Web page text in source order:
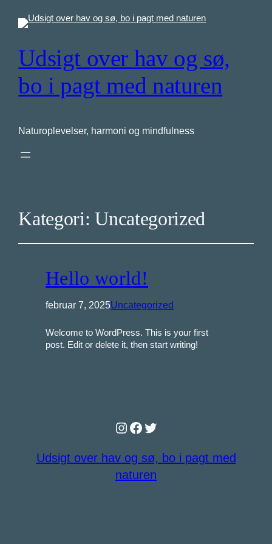
Udsigt over hav og sø,
bo i pagt med naturen
Naturoplevelser, harmoni og mindfulness
Kategori:Uncategorized
Hello world!
februar 7, 2025Uncategorized
Welcome to WordPress. This is your first
post. Edit or delete it, then start writing!
Instagram
Facebook
Twitter
Udsigt over hav og sø, bo i pagt med
naturen